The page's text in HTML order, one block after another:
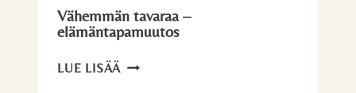
Vähemmän tavaraa –
elämäntapamuutos
LUE LISÄÄ VÄHEMMÄN